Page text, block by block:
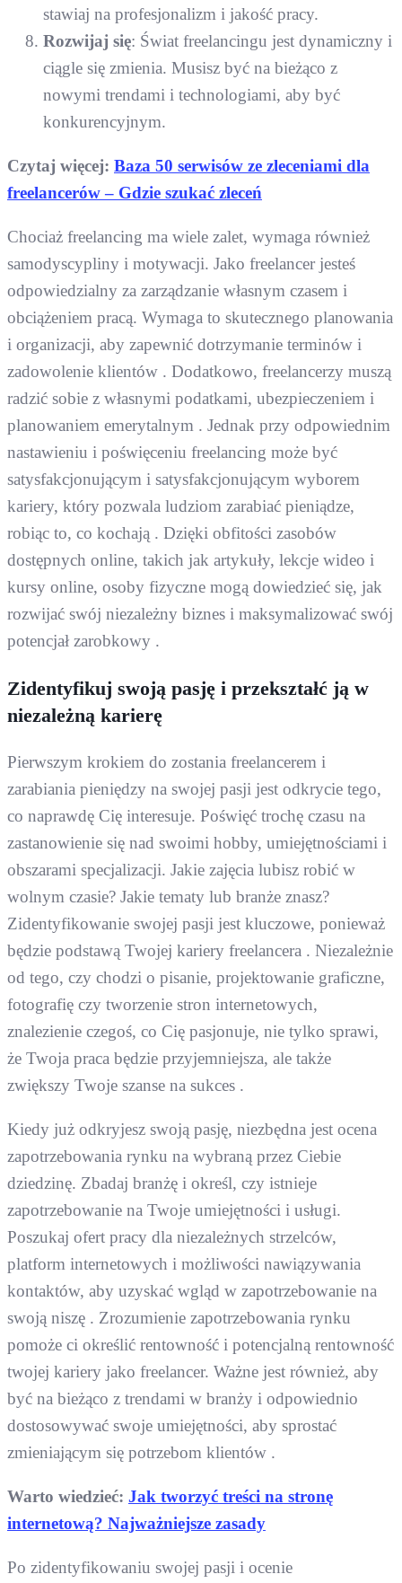
stawiaj na profesjonalizm i jakość pracy.
Rozwijaj się: Świat freelancingu jest dynamiczny i
ciągle się zmienia. Musisz być na bieżąco z
nowymi trendami i technologiami, aby być
konkurencyjnym.
Czytaj więcej: Baza 50 serwisów ze zleceniami dla
freelancerów – Gdzie szukać zleceń
Chociaż freelancing ma wiele zalet, wymaga również
samodyscypliny i motywacji. Jako freelancer jesteś
odpowiedzialny za zarządzanie własnym czasem i
obciążeniem pracą. Wymaga to skutecznego planowania
i organizacji, aby zapewnić dotrzymanie terminów i
zadowolenie klientów . Dodatkowo, freelancerzy muszą
radzić sobie z własnymi podatkami, ubezpieczeniem i
planowaniem emerytalnym . Jednak przy odpowiednim
nastawieniu i poświęceniu freelancing może być
satysfakcjonującym i satysfakcjonującym wyborem
kariery, który pozwala ludziom zarabiać pieniądze,
robiąc to, co kochają . Dzięki obfitości zasobów
dostępnych online, takich jak artykuły, lekcje wideo i
kursy online, osoby fizyczne mogą dowiedzieć się, jak
rozwijać swój niezależny biznes i maksymalizować swój
potencjał zarobkowy .
Zidentyfikuj swoją pasję i przekształć ją w
niezależną karierę
Pierwszym krokiem do zostania freelancerem i
zarabiania pieniędzy na swojej pasji jest odkrycie tego,
co naprawdę Cię interesuje. Poświęć trochę czasu na
zastanowienie się nad swoimi hobby, umiejętnościami i
obszarami specjalizacji. Jakie zajęcia lubisz robić w
wolnym czasie? Jakie tematy lub branże znasz?
Zidentyfikowanie swojej pasji jest kluczowe, ponieważ
będzie podstawą Twojej kariery freelancera . Niezależnie
od tego, czy chodzi o pisanie, projektowanie graficzne,
fotografię czy tworzenie stron internetowych,
znalezienie czegoś, co Cię pasjonuje, nie tylko sprawi,
że Twoja praca będzie przyjemniejsza, ale także
zwiększy Twoje szanse na sukces .
Kiedy już odkryjesz swoją pasję, niezbędna jest ocena
zapotrzebowania rynku na wybraną przez Ciebie
dziedzinę. Zbadaj branżę i określ, czy istnieje
zapotrzebowanie na Twoje umiejętności i usługi.
Poszukaj ofert pracy dla niezależnych strzelców,
platform internetowych i możliwości nawiązywania
kontaktów, aby uzyskać wgląd w zapotrzebowanie na
swoją niszę . Zrozumienie zapotrzebowania rynku
pomoże ci określić rentowność i potencjalną rentowność
twojej kariery jako freelancer. Ważne jest również, aby
być na bieżąco z trendami w branży i odpowiednio
dostosowywać swoje umiejętności, aby sprostać
zmieniającym się potrzebom klientów .
Warto wiedzieć: Jak tworzyć treści na stronę
internetową? Najważniejsze zasady
Po zidentyfikowaniu swojej pasji i ocenie